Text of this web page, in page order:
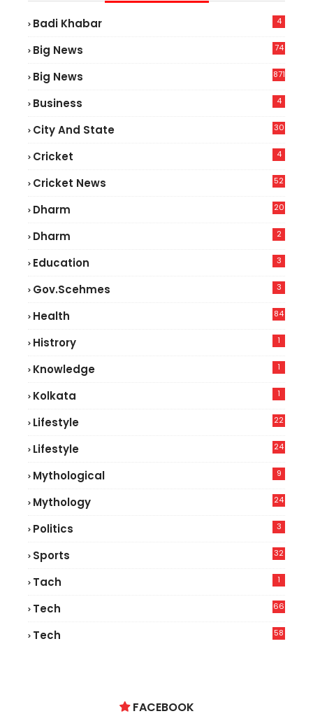
Badi Khabar 4
Big News
74
Big News 871
Business 4
City And State 30
Cricket 4
Cricket News
52
Dharm 20
Dharm 2
Education 3
Gov.scehmes 3
Health
84
Histrory 1
Knowledge 1
Kolkata 1
Lifestyle
22
Lifestyle
24
Mythological 9
Mythology 24
Politics 3
Sports 32
Tach 1
Tech
66
Tech
58
FACEBOOK